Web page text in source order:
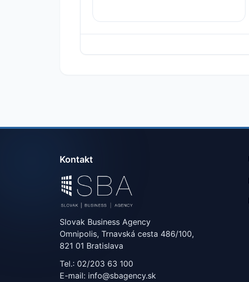
Kontakt
Slovak Business Agency
Omnipolis, Trnavská cesta 486/100,
821 01 Bratislava
Tel.: 02/203 63 100
E-mail: info@sbagency.sk